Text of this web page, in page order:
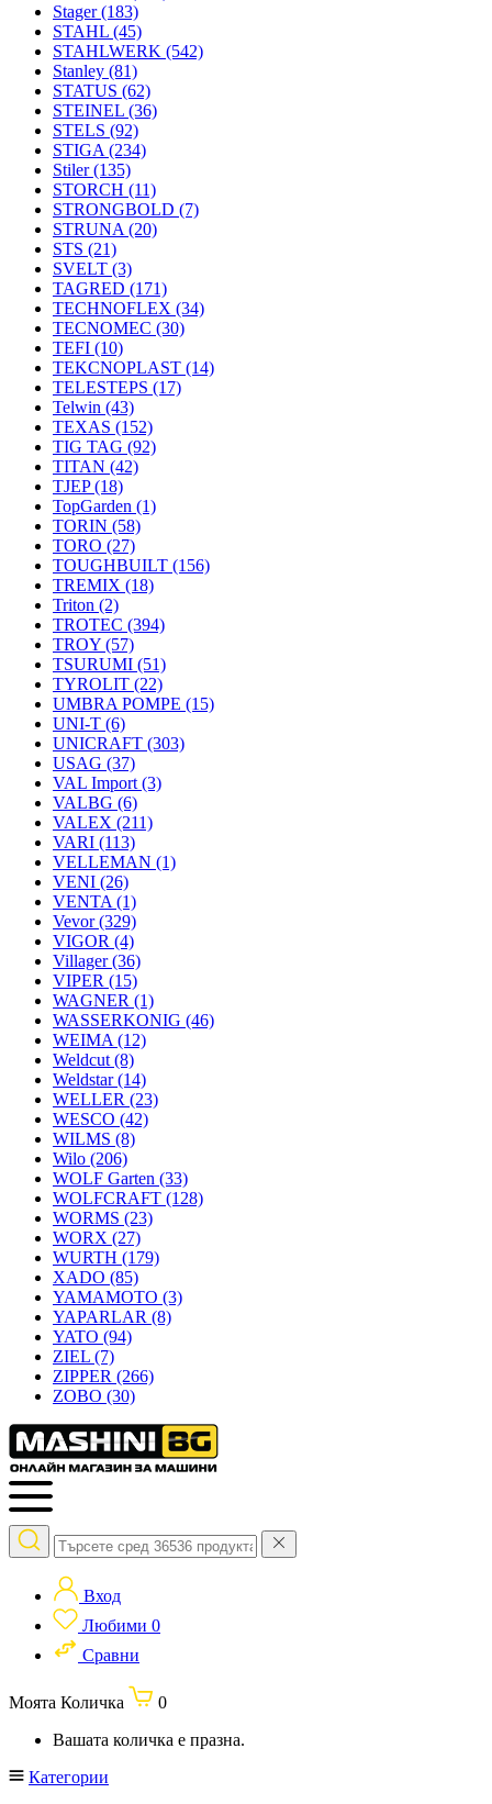
Stager(183)
STAHL (45)
STAHLWERK (542)
Stanley (81)
STATUS (62)
STEINEL (36)
STELS (92)
STIGA (234)
Stiler(135)
STORCH (11)
STRONGBOLD (7)
STRUNA (20)
STS (21)
SVELT (3)
TAGRED (171)
TECHNOFLEX (34)
TECNOMEC (30)
TEFI (10)
TEKCNOPLAST (14)
TELESTEPS (17)
Telwin (43)
TEXAS (152)
TIG TAG (92)
TITAN (42)
TJEP(18)
TopGarden (1)
TORIN (58)
TORO (27)
TOUGHBUILT (156)
TREMIX (18)
Triton (2)
TROTEC (394)
TROY (57)
TSURUMI (51)
TYROLIT (22)
UMBRA POMPE (15)
UNI-T (6)
UNICRAFT (303)
USAG (37)
VAL Import (3)
VALBG (6)
VALEX (211)
VARI (113)
VELLEMAN (1)
VENI (26)
VENTA (1)
Vevor(329)
VIGOR (4)
Villager(36)
VIPER (15)
WAGNER (1)
WASSERKONIG (46)
WEIMA (12)
Weldcut (8)
Weldstar(14)
WELLER (23)
WESCO (42)
WILMS (8)
Wilo (206)
WOLF Garten (33)
WOLFCRAFT (128)
WORMS (23)
WORX (27)
WURTH (179)
XADO (85)
YAMAMOTO (3)
YAPARLAR (8)
YATO (94)
ZIEL (7)
ZIPPER (266)
ZOBO (30)
Вход
Любими 0
Сравни
Моята Количка
0
Вашата количка е празна.
Категории